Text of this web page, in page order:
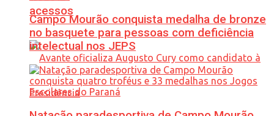
acessos
Campo Mourão conquista medalha de bronze
no basquete para pessoas com deficiência
intelectual nos JEPS